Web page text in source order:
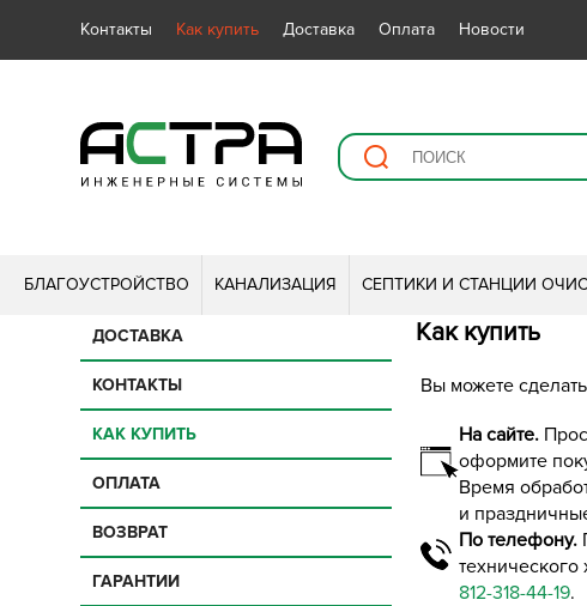
Контакты Как купить Доставка Оплата Новости
БЛАГОУСТРОЙСТВО КАНАЛИЗАЦИЯ СЕПТИКИ И СТАНЦИИ
ДОСТАВКА
КОНТАКТЫ
КАК КУПИТЬ
ОПЛАТА
ВОЗВРАТ
ГАРАНТИИ
Как купить
Вы можете
На сайте.
оформите
Время
и
По телефону.
812-318-44-19.